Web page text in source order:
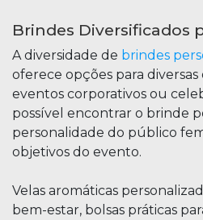
Brindes Diversificados
A diversidade de brindes
oferece opções para diversas
eventos corporativos ou
possível encontrar o brinde
personalidade do público
objetivos do evento.
Velas aromáticas
bem-estar, bolsas práticas